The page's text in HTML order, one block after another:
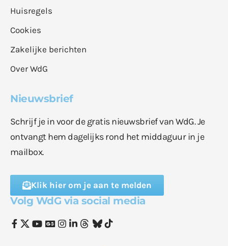
Huisregels
Cookies
Zakelijke berichten
Over WdG
Nieuwsbrief
Schrijf je in voor de gratis nieuwsbrief van WdG. Je
ontvangt hem dagelijks rond het middaguur in je
mailbox.
Klik hier om je aan te melden
Volg WdG via social media